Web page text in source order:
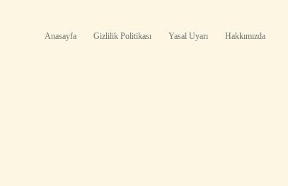
Anasayfa Gizlilik Politikası Yasal Uyarı Hakkımızda